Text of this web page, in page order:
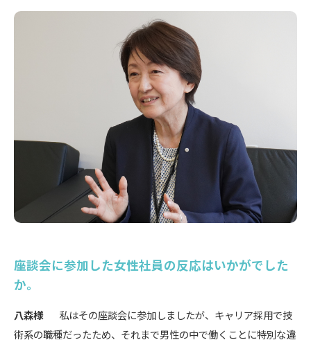
座談会に参加した女性社員の反応はいかがでした
か。
八森様
私はその座談会に参加しましたが、キャリア採用で技
術系の職種だったため、それまで男性の中で働くことに特別な違